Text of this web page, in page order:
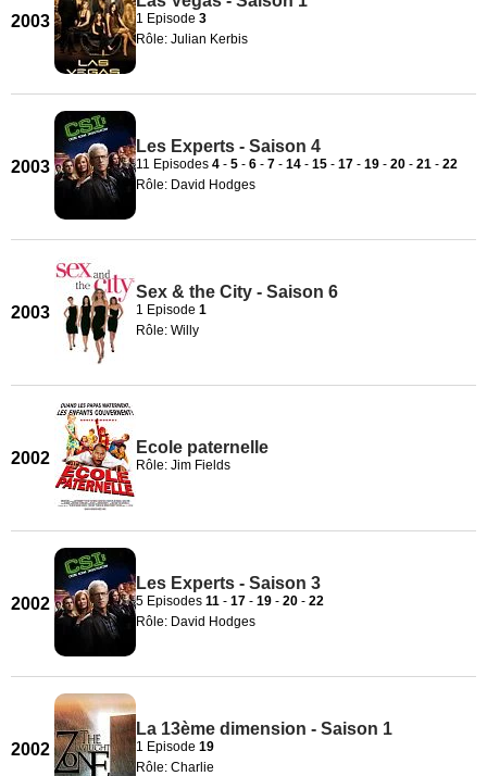
2003 1 Episode 3
Rôle: Julian Kerbis
2003
Les Experts - Saison 4
11 Episodes 4 - 5 - 6 - 7 - 14 - 15 - 17 - 19 - 20 - 21 - 22
Rôle: David Hodges
2003
Sex & the City - Saison 6
1 Episode 1
Rôle: Willy
2002
Ecole paternelle
Rôle: Jim Fields
2002
Les Experts - Saison 3
5 Episodes 11 - 17 - 19 - 20 - 22
Rôle: David Hodges
2002
La 13ème dimension - Saison 1
1 Episode 19
Rôle: Charlie